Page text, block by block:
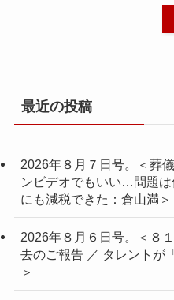
最近の投稿
2026年８月７日号。＜葬
ンビデオでもいい…問題は
にも減税できた：倉山満＞
2026年８月６日号。＜８
去のご報告 ／ タレントが
＞